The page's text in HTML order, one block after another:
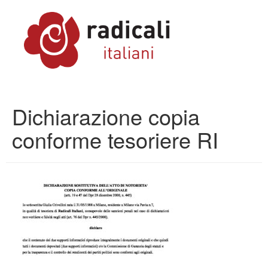
Dichiarazione copia
conforme tesoriere RI